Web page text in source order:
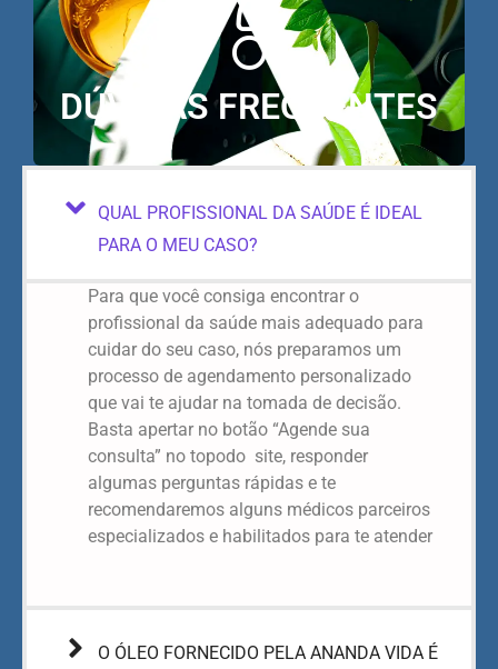
DÚVIDAS FREQUENTES
QUAL PROFISSIONAL DA SAÚDE É IDEAL
PARA O MEU CASO?
Para que você consiga encontrar o
profissional da saúde mais adequado para
cuidar do seu caso, nós preparamos um
processo de agendamento personalizado
que vai te ajudar na tomada de decisão.
Basta apertar no botão “Agende sua
consulta” no topodo site, responder
algumas perguntas rápidas e te
recomendaremos alguns médicos parceiros
especializados e habilitados para te atender
O ÓLEO FORNECIDO PELA ANANDA VIDA É